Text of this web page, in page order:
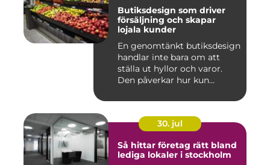
Butiksdesign som driver
försäljning och skapar
lojala kunder
En genomtänkt butiksdesign
handlar inte bara om att
ställa ut hyllor och varor.
Den påverkar hur kun...
30. jul
Så hittar företag rätt bland
lediga lokaler i stockholm